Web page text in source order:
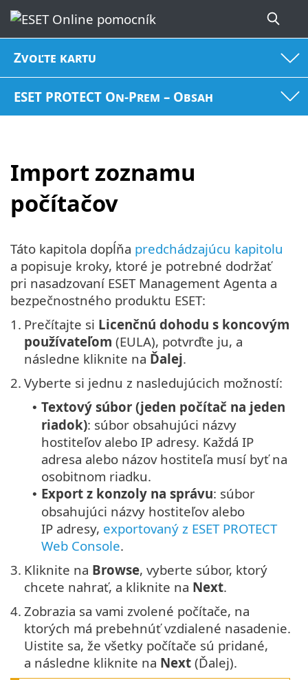
Zvoľte kartu
ESET PROTECT On-Prem – Obsah
Import zoznamu
počítačov
Táto kapitola dopĺňa predchádzajúcu kapitolu
a popisuje kroky, ktoré je potrebné dodržať
pri nasadzovaní ESET Management Agenta a
bezpečnostného produktu ESET:
1. Prečítajte si Licenčnú dohodu s koncovým
používateľom (EULA), potvrďte ju, a
následne kliknite na Ďalej.
2. Vyberte si jednu z nasledujúcich možností:
• Textový súbor (jeden počítač na jeden
riadok): súbor obsahujúci názvy
hostiteľov alebo IP adresy. Každá IP
adresa alebo názov hostiteľa musí byť na
osobitnom riadku.
• Export z konzoly na správu: súbor
obsahujúci názvy hostiteľov alebo
IP adresy, exportovaný z ESET PROTECT
Web Console.
3. Kliknite na Browse, vyberte súbor, ktorý
chcete nahrať, a kliknite na Next.
4. Zobrazia sa vami zvolené počítače, na
ktorých má prebehnúť vzdialené nasadenie.
Uistite sa, že všetky počítače sú pridané,
a následne kliknite na Next (Ďalej).